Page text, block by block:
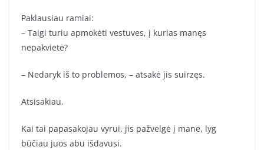
Paklausiau ramiai:
– Taigi turiu apmokėti vestuves, į kurias manęs
nepakvietė?
– Nedaryk iš to problemos, – atsakė jis suirzęs.
Atsisakiau.
Kai tai papasakojau vyrui, jis pažvelgė į mane, lyg
būčiau juos abu išdavusi.